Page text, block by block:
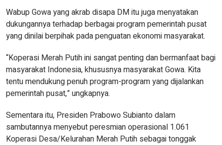
Wabup Gowa yang akrab disapa DM itu juga menyatakan
dukungannya terhadap berbagai program pemerintah pusat
yang dinilai berpihak pada penguatan ekonomi masyarakat.
“Koperasi Merah Putih ini sangat penting dan bermanfaat bagi
masyarakat Indonesia, khususnya masyarakat Gowa. Kita
tentu mendukung penuh program-program yang dijalankan
pemerintah pusat,” ungkapnya.
Sementara itu, Presiden Prabowo Subianto dalam
sambutannya menyebut peresmian operasional 1.061
Koperasi Desa/Kelurahan Merah Putih sebagai tonggak